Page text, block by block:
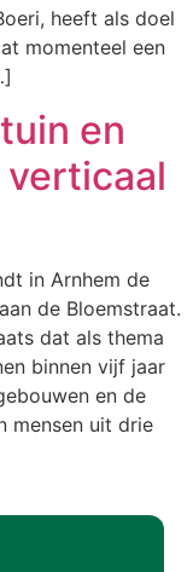
heeft als doel
momenteel een
en
in Arnhem de
de Bloemstraat.
dat als thema
binnen vijf jaar
en de
mensen uit drie